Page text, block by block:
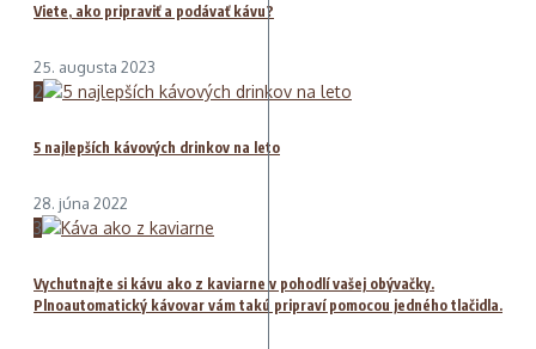
Viete, ako pripraviť a podávať kávu?
25. augusta 2023
2
5 najlepších kávových drinkov na leto
28. júna 2022
3
Vychutnajte si kávu ako z kaviarne v pohodlí vašej obývačky.
Plnoautomatický kávovar vám takú pripraví pomocou jedného tlačidla.